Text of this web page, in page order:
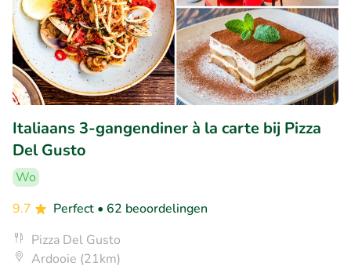
Italiaans 3-gangendiner à la carte bij Pizza
Del Gusto
Wo
9.7
Perfect • 62 beoordelingen
Pizza Del Gusto
Ardooie (21km)